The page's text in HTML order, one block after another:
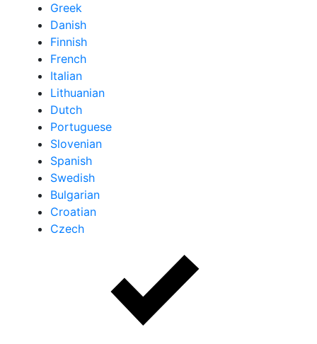
Greek
Danish
Finnish
French
Italian
Lithuanian
Dutch
Portuguese
Slovenian
Spanish
Swedish
Bulgarian
Croatian
Czech